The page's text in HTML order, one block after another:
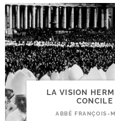
LA VISION
ABBÉ FRANÇOIS-